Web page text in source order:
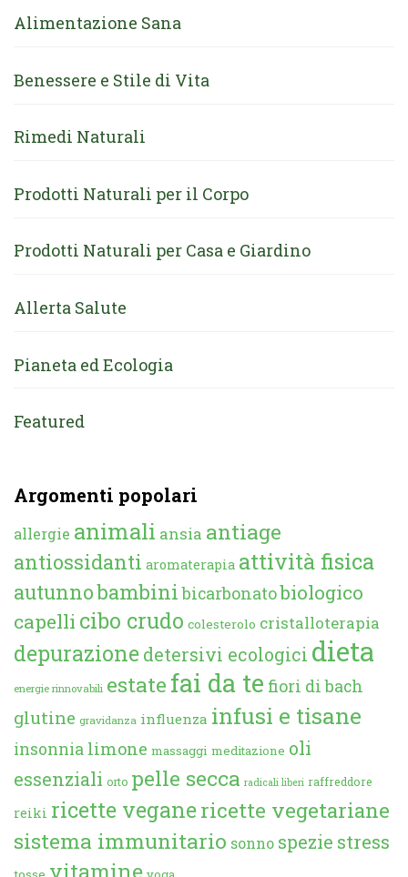
Alimentazione Sana
Benessere e Stile di Vita
Rimedi Naturali
Prodotti Naturali per il Corpo
Prodotti Naturali per Casa e Giardino
Allerta Salute
Pianeta ed Ecologia
Featured
Argomenti popolari
allergie animali ansia antiage
antiossidanti aromaterapia attività fisica
autunnobambini bicarbonatobiologico
capelli cibo crudo colesterolo cristalloterapia
depurazione detersivi ecologici dieta
energie rinnovabili estate fai da te fiori di bach
glutine gravidanza influenza infusi e tisane
insonnia limone massaggi meditazione oli
essenziali orto pelle secca radicali liberi raffreddore
reiki ricette veganericette vegetariane
sistema immunitario sonno spezie stress
vitamine